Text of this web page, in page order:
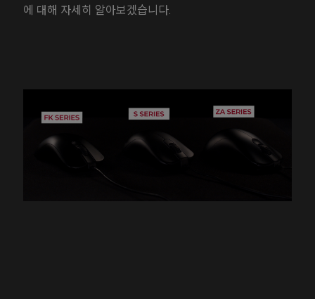
에 대해 자세히 알아보겠습니다.